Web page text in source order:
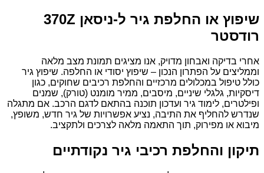
שיפוץ או החלפת גיר ל-ניסאן 370Z
רודסטר
אחרי בדיקה ואבחון מדויק, אנו מציגים תמונת מצב מלאה
וממליצים על הפתרון הנכון – שיפוץ יסודי או החלפה. שיפוץ גיר
כולל טיפול במכלולים מרכזיים והחלפת רכיבים שחוקים, כגון
דיסקיות, גלגלי שיניים, מיסבים, ממיר מומנט (טורק), שמנים
ופילטרים, לימוד גיר ועדכון תוכנה בהתאם לדגם הרכב. אם מתגלה
שנדרש להחליף את התיבה, נציע אפשרויות של גיר חדש, משופץ,
מיבוא או מפירוק, תוך התאמה מלאה לצרכים ולתקציב.
תיקון והחלפת רכיבי גיר נקודתיים